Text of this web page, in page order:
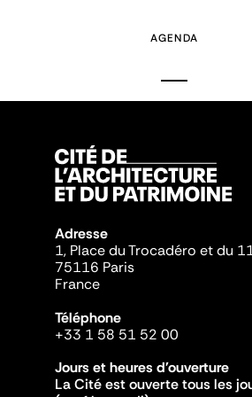
AGENDA
Adresse
1, Place du Trocadéro et du
75116 Paris
France
Téléphone
+33 1 58 51 52 00
Jours et heures d'ouverture
La Cité est ouverte tous les